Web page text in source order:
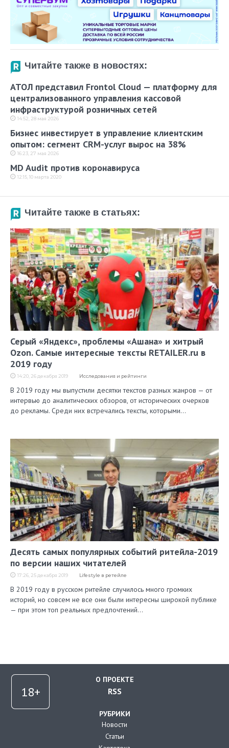
Читайте также в новостях:
АТОЛ представил Frontol Cloud — платформу для
централизованного управления кассовой
инфраструктурой розничных сетей
14:52, 28 мая 2026
Бизнес инвестирует в управление клиентским
опытом: сегмент CRM-услуг вырос на 38%
16:23, 27 мая 2026
MD Audit против коронавируса
12:15, 10 марта 2020
Читайте также в статьях:
Серый «Яндекс», проблемы «Ашана» и хитрый
Ozon. Самые интересные тексты RETAILER.ru в
2019 году
14:20, 26 декабря 2019 Исследования и рейтинги
В 2019 году мы выпустили десятки текстов разных жанров — от
интервью до аналитических обзоров, от исторических очерков
до рекламы. Среди них встречались тексты, которыми…
Десять самых популярных событий ритейла-2019
по версии наших читателей
17:26, 25 декабря 2019 Lifestyle в ретейле
В 2019 году в русском ритейле случилось много громких
историй, но совсем не все они были интересны широкой публике
— при этом топ реальных предпочтений…
О ПРОЕКТЕ
RSS
РУБРИКИ
Новости
Статьи